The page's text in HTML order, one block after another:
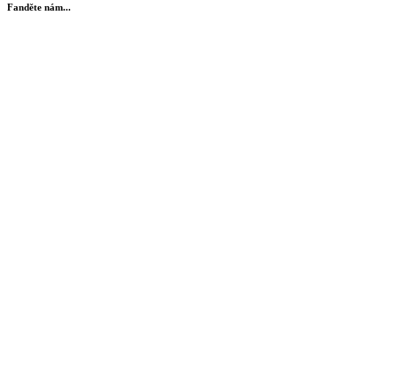
Fanděte nám...